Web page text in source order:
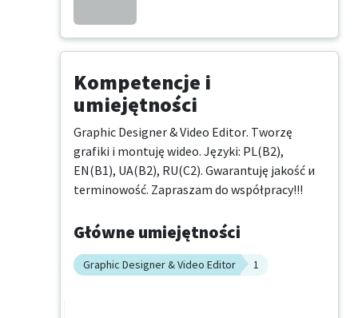
Kompetencje i
umiejętności
Graphic Designer & Video Editor. Tworzę
grafiki i montuję wideo. Języki: PL(B2),
EN(B1), UA(B2), RU(C2). Gwarantuję jakość и
terminowość. Zapraszam do współpracy!!!
Główne umiejętności
Graphic Designer & Video Editor 1